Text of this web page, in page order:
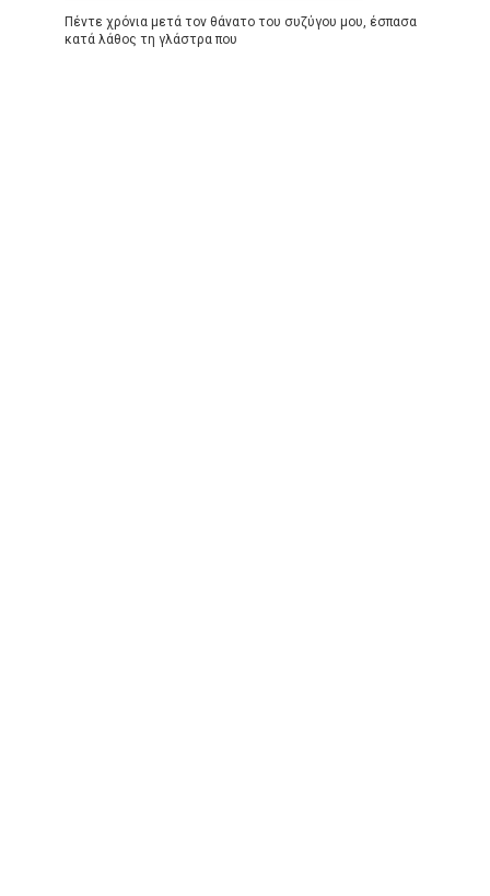
Πέντε χρόνια μετά τον θάνατο του συζύγου μου, έσπασα
κατά λάθος τη γλάστρα που